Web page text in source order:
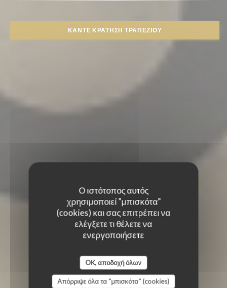
Ο ιστότοπος αυτός
χρησιμοποιεί "μπισκότα"
(cookies) και σας επιτρέπει να
ελέγξετε τι θέλετε να
ενεργοποιήσετε
OK, αποδοχή όλων
Απόρριψε όλα τα "μπισκότα" (cookies)
ΚΆΝΤΕ ΚΡΆΤΗΣΗ ΤΡΑΠΕΖΙΟΎ